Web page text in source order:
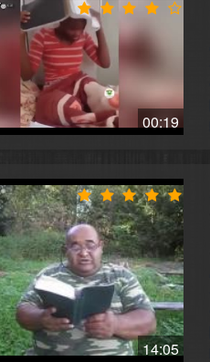
00:19
14:05